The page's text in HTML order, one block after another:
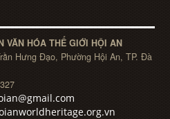
VĂN HÓA THẾ GIỚI HỘI AN
Hưng Đạo, Phường Hội An, TP. Đà